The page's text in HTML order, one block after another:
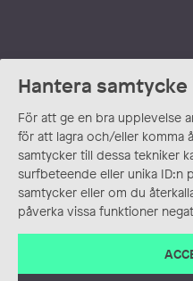
Hantera samtycke
För att ge en bra upplevelse
för att lagra och/eller komma
samtycker till dessa tekniker
surfbeteende eller unika ID:n
samtycker eller om du
påverka vissa funktioner